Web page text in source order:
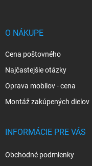
O NÁKUPE
Cena poštovného
Najčastejšie otázky
Oprava mobilov - cena
Montáž zakúpených dielov
INFORMÁCIE PRE VÁS
Obchodné podmienky